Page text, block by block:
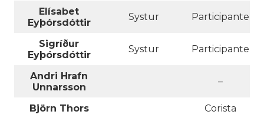
Elísabet
Eyþórsdóttir
Systur Participante
Sigríður
Eyþórsdóttir
Systur Participante
Andri Hrafn
Unnarsson
–
Björn Thors
Corista